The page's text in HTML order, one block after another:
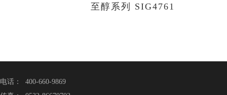
至醇系列 SIG4761
电话： 400-660-9869